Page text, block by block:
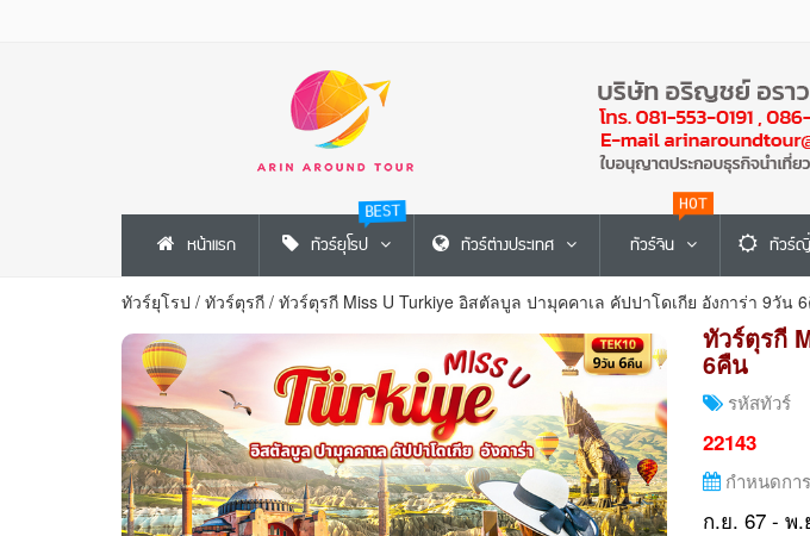
หน้าแรก ทัวร์ยุโรป
BEST
ทัวร์ต่างประเทศ ทัวร์จีน
HOT
ทัวร์
ทัวร์ยุโรป / ทัวร์ตุรกี / ทัวร์ตุรกี Miss U Turkiye อิสตัลบูล ปามุคคาเล คัปปาโดเกีย อังการ่า 9วัน
ทัวร์ตุรกี
6คืน
รหัสทัวร์
22143
กำหนดกา
ก.ย. 67 - พ.